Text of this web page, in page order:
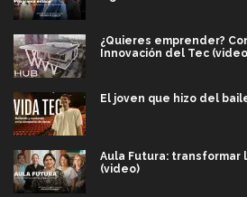
¿Quieres emprender?
Innovación del Tec
El joven que hizo del
Aula Futura: transformar
(video)